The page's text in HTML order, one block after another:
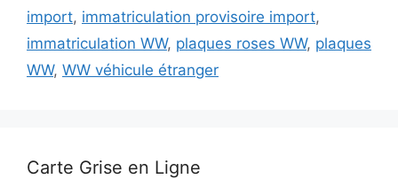
import, immatriculation provisoire import,
immatriculation WW, plaques roses WW, plaques
WW, WW véhicule étranger
Carte Grise en Ligne